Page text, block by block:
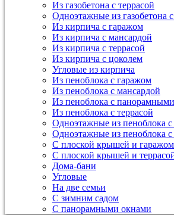
Из газобетона с террасой
Одноэтажные из газобетона
Из кирпича с гаражом
Из кирпича с мансардой
Из кирпича с террасой
Из кирпича с цоколем
Угловые из кирпича
Из пеноблока с гаражом
Из пеноблока с мансардой
Из пеноблока с
Из пеноблока с террасой
Одноэтажные из пеноблока
Одноэтажные из пеноблока с
С плоской крышей и гаражом
С плоской крышей и
Дома-бани
Угловые
На две семьи
С зимним садом
С панорамными окнами